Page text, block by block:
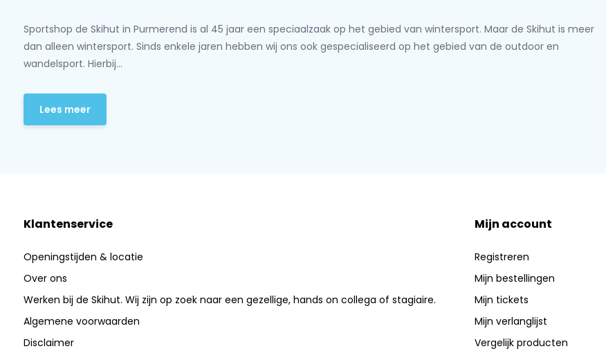
Sportshop de Skihut in Purmerend is al 45 jaar een speciaalzaak op het gebied van wintersport. Maar de Skihut is meer
dan alleen wintersport. Sinds enkele jaren hebben wij ons ook gespecialiseerd op het gebied van de outdoor en
wandelsport. Hierbij...
Lees meer
Klantenservice
Openingstijden & locatie
Over ons
Werken bij de Skihut. Wij zijn op zoek naar een gezellige, hands on collega of stagiaire.
Algemene voorwaarden
Disclaimer
Mijn account
Registreren
Mijn bestellingen
Mijn tickets
Mijn verlanglijst
Vergelijk producten